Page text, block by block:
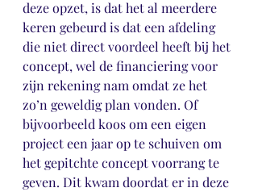
deze opzet, is dat het al meerdere
keren gebeurd is dat een afdeling
die niet direct voordeel heeft bij het
concept, wel de financiering voor
zijn rekening nam omdat ze het
zo’n geweldig plan vonden. Of
bijvoorbeeld koos om een eigen
project een jaar op te schuiven om
het gepitchte concept voorrang te
geven. Dit kwam doordat er in deze